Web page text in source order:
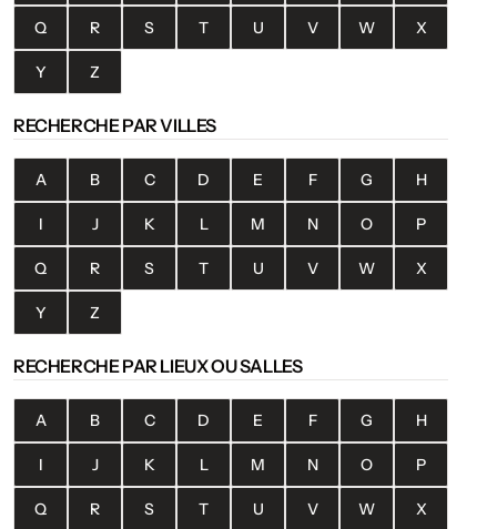
Q R S T U V W X
Y Z
RECHERCHE PAR VILLES
A B C D E F G H
I J K L M N O P
Q R S T U V W X
Y Z
RECHERCHE PAR LIEUX OU SALLES
A B C D E F G H
I J K L M N O P
Q R S T U V W X